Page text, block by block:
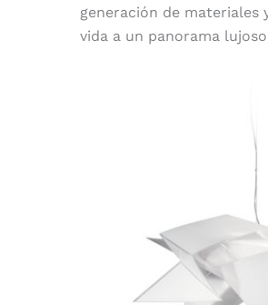
generación de materiales
vida a un panorama